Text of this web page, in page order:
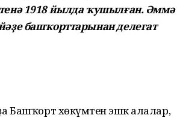
1918 йылда ҡушылған. Әммә
башҡорттарынан делегат
хөкүмәтенә эшкә алалар,